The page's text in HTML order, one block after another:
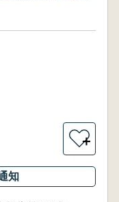
＋
知